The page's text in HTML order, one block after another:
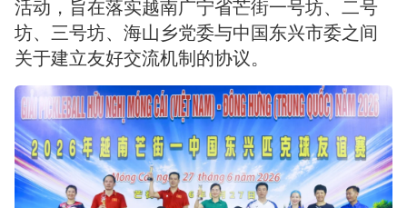
活动，旨在落实越南广宁省芒街一号坊、二号
坊、三号坊、海山乡党委与中国东兴市委之间
关于建立友好交流机制的协议。